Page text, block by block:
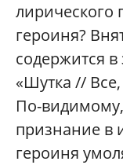
лирического
героиня?
содержится
«Шутка //
По-
признание в
героиня